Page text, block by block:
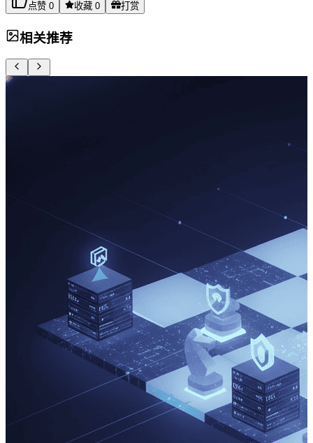
点赞 0 收藏 0 打赏
相关推荐